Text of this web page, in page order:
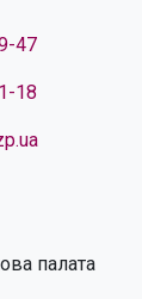
47
18
палата